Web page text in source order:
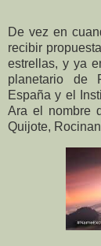
De vez en
recibir
estrellas, y ya
planetario de
España y el
Ara el nombre
Quijote,